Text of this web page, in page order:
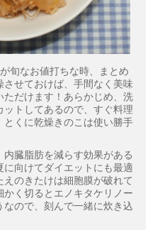
旬なお値打ちな時、まとめ
せておけば、手間なく美味
ただけます！あらかじめ、洗
ットしてあるので、すぐ料理
とくに乾燥きのこは使い勝手
内臓脂肪を減らす効果がある
に向けてダイエットにも最適
のきたけは細胞膜が破れて
く切るとエノキタケリノー
なので、刻んで一緒に炊き込